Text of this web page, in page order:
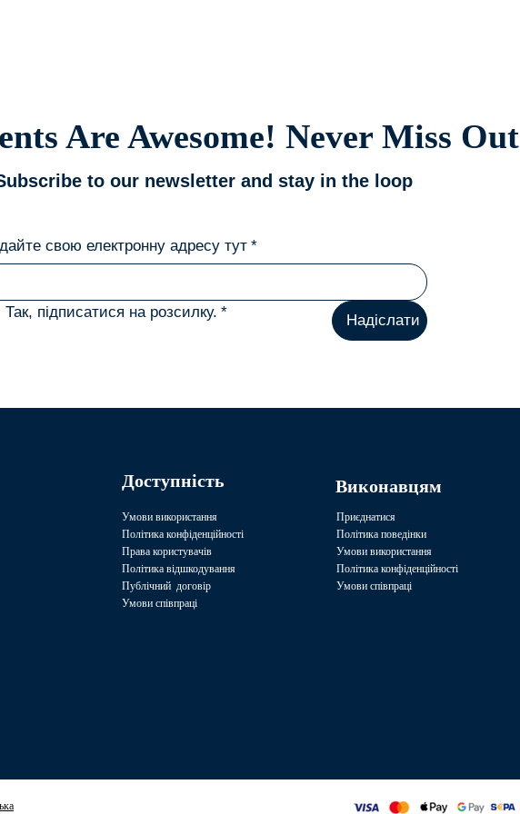
Are Awesome! Never Miss Out
to our newsletter and stay in the loop
свою електронну адресу тут *
Так, підписатися на розсилку. * Надіслати
Доступність
Умови використання
Політика конфіденційності
Права користувачів
Політика відшкодування
Публічний договір
Умови співпраці
Виконавцям
Приєднатися
Політика поведінки
Умови використання
Політика конфіденційності
Умови співпраці